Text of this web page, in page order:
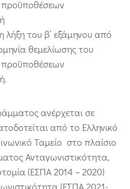
του β’ εξάμηνου από
θεμελίωσης του
ανέρχεται σε
από το Ελληνικό
Ταμείο στο πλαίσιο
Ανταγωνιστικότητα,
(ΕΣΠΑ 2014 – 2020)
(ΕΣΠΑ 2021-